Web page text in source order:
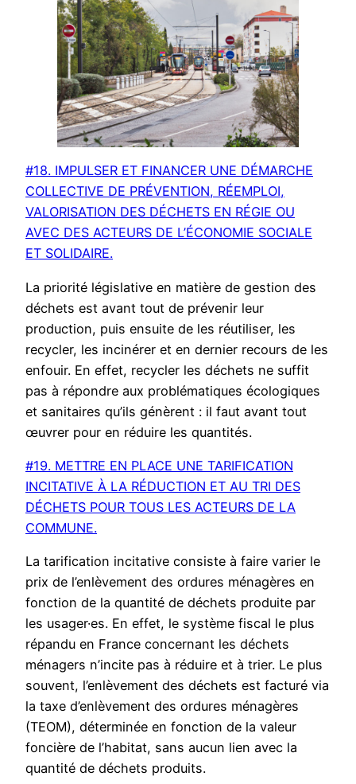
#18. IMPULSER ET FINANCER UNE DÉMARCHE
COLLECTIVE DE PRÉVENTION, RÉEMPLOI,
VALORISATION DES DÉCHETS EN RÉGIE OU
AVEC DES ACTEURS DE L’ÉCONOMIE SOCIALE
ET SOLIDAIRE.
La priorité législative en matière de gestion des
déchets est avant tout de prévenir leur
production, puis ensuite de les réutiliser, les
recycler, les incinérer et en dernier recours de les
enfouir. En effet, recycler les déchets ne suffit
pas à répondre aux problématiques écologiques
et sanitaires qu’ils génèrent : il faut avant tout
œuvrer pour en réduire les quantités.
#19. METTRE EN PLACE UNE TARIFICATION
INCITATIVE À LA RÉDUCTION ET AU TRI DES
DÉCHETS POUR TOUS LES ACTEURS DE LA
COMMUNE.
La tarification incitative consiste à faire varier le
prix de l’enlèvement des ordures ménagères en
fonction de la quantité de déchets produite par
les usager·es. En effet, le système fiscal le plus
répandu en France concernant les déchets
ménagers n’incite pas à réduire et à trier. Le plus
souvent, l’enlèvement des déchets est facturé via
la taxe d’enlèvement des ordures ménagères
(TEOM), déterminée en fonction de la valeur
foncière de l’habitat, sans aucun lien avec la
quantité de déchets produits.